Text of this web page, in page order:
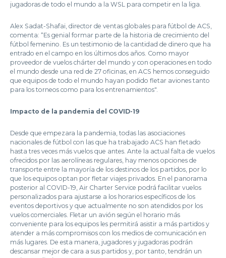
jugadoras de todo el mundo a la WSL para competir en la liga.
Alex Sadat-Shafai, director de ventas globales para fútbol de ACS,
comenta: “Es genial formar parte de la historia de crecimiento del
fútbol femenino. Es un testimonio de la cantidad de dinero que ha
entrado en el campo en los últimos dos años. Como mayor
proveedor de vuelos chárter del mundo y con operaciones en todo
el mundo desde una red de 27 oficinas, en ACS hemos conseguido
que equipos de todo el mundo hayan podido fletar aviones tanto
para los torneos como para los entrenamientos".
Impacto de la pandemia del COVID-19
Desde que empezara la pandemia, todas las asociaciones
nacionales de fútbol con las que ha trabajado ACS han fletado
hasta tres veces más vuelos que antes. Ante la actual falta de vuelos
ofrecidos por las aerolíneas regulares, hay menos opciones de
transporte entre la mayoría de los destinos de los partidos, por lo
que los equipos optan por fletar viajes privados. En el panorama
posterior al COVID-19, Air Charter Service podrá facilitar vuelos
personalizados para ajustarse a los horarios específicos de los
eventos deportivos y que actualmente no son atendidos por los
vuelos comerciales. Fletar un avión según el horario más
conveniente para los equipos les permitirá asistir a más partidos y
atender a más compromisos con los medios de comunicación en
más lugares. De esta manera, jugadores y jugadoras podrán
descansar mejor de cara a sus partidos y, por tanto, tendrán un